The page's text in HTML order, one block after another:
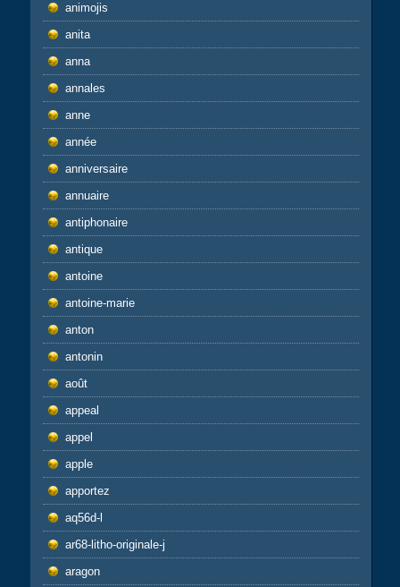
animojis
anita
anna
annales
anne
année
anniversaire
annuaire
antiphonaire
antique
antoine
antoine-marie
anton
antonin
août
appeal
appel
apple
apportez
aq56d-l
ar68-litho-originale-j
aragon